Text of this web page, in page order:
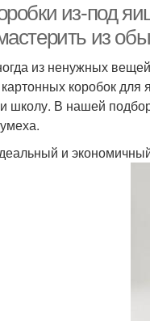
из-под
из
из ненужных
картонных коробок для
школу. В нашей
и